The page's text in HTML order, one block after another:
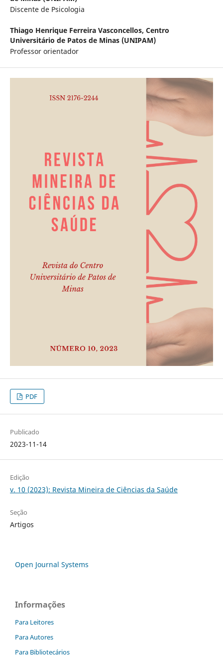
Discente de Psicologia
Thiago Henrique Ferreira Vasconcellos, Centro
Universitário de Patos de Minas (UNIPAM)
Professor orientador
PDF
Publicado
2023-11-14
Edição
v. 10 (2023): Revista Mineira de Ciências da Saúde
Seção
Artigos
Open Journal Systems
Informações
Para Leitores
Para Autores
Para Bibliotecários